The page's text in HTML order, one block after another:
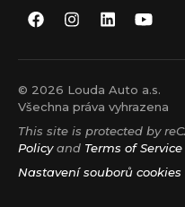
© 2026 Louda Auto a.s.
Všechna práva vyhrazena
This site is protected by
Policyand Terms of Service
Nastavení souborů cookies